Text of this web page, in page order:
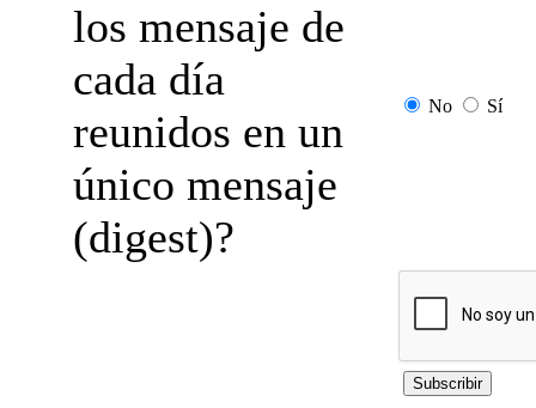
los mensaje de
cada día
reunidos en un
único mensaje
(digest)?
No Sí